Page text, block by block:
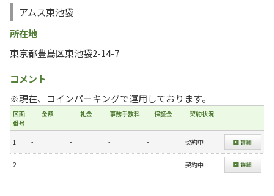
アムス東池袋
所在地
東京都豊島区東池袋2-14-7
コメント
※現在、コインパーキングで運用しております。
区画
番号
金額 礼金 事務手数料 保証金 契約状況
1 - - - - 契約中
2 - - - - 契約中